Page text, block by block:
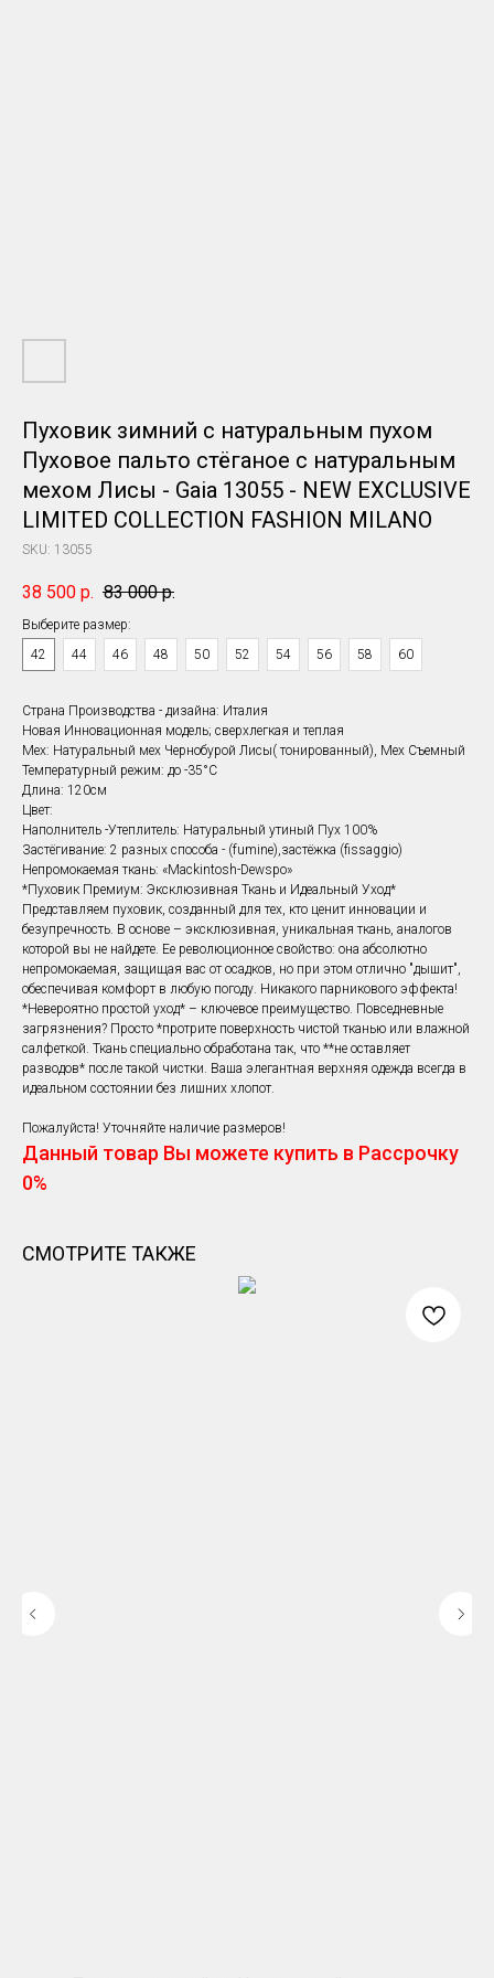
Пуховик зимний с натуральным пухом
Пуховое пальто стёганое с натуральным
мехом Лисы - Gaia 13055 - NEW EXCLUSIVE
LIMITED COLLECTION FASHION MILANO
SKU: 13055
38 500 р. 83 000 р.
Выберите размер:
42
44 46 48 50 52 54 56 58 60
Страна Производства - дизайна: Италия
Новая Инновационная модель; сверхлегкая и теплая
Мех: Натуральный мех Чернобурой Лисы( тонированный), Мех Съемный
Температурный режим: до -35°С
Длина: 120см
Цвет:
Наполнитель -Утеплитель: Натуральный утиный Пух 100%
Застёгивание: 2 разных способа - (fumine),застёжка (fissaggio)
Непромокаемая ткань: «Mackintosh-Dewspo»
⁠*Пуховик Премиум: Эксклюзивная Ткань и Идеальный Уход*
⁠Представляем пуховик, созданный для тех, кто ценит инновации и
безупречность. В основе – эксклюзивная, уникальная ткань, аналогов
которой вы не найдете. Ее революционное свойство: она абсолютно
непромокаемая, защищая вас от осадков, но при этом отлично "дышит",
обеспечивая комфорт в любую погоду. Никакого парникового эффекта!
⁠*Невероятно простой уход* – ключевое преимущество. Повседневные
загрязнения? Просто *протрите поверхность чистой тканью или влажной
салфеткой. Ткань специально обработана так, что **не оставляет
разводов* после такой чистки. Ваша элегантная верхняя одежда всегда в
идеальном состоянии без лишних хлопот.
Пожалуйста! Уточняйте наличие размеров!
Данный товар Вы можете купить в Рассрочку
0%
СМОТРИТЕ ТАКЖЕ